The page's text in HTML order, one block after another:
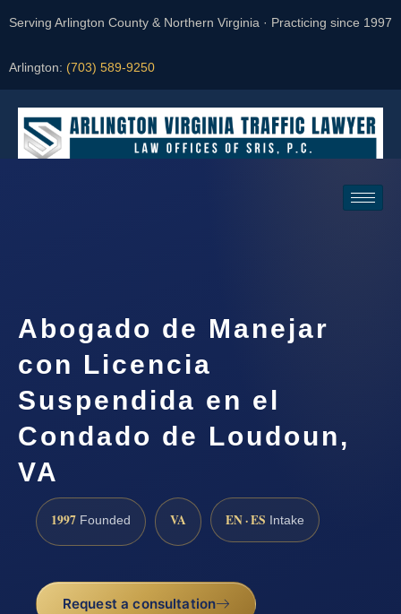
Serving Arlington County & Northern Virginia · Practicing since 1997
Arlington: (703) 589-9250
Abogado de Manejar
con Licencia
Suspendida en el
Condado de Loudoun,
VA
1997 Founded VA EN · ES Intake
Request a consultation